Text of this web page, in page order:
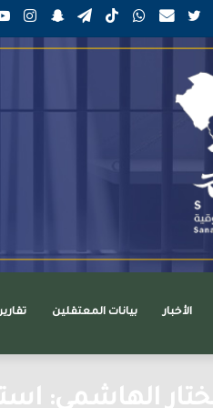
سناب
تشات
تيلقرامTikTokواتساب mail تويتر
عربي
phone
الأخبار بيانات المعتقلين
الهاشمي: